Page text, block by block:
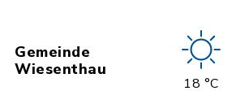
Gemeinde
Wiesenthau
18 °C